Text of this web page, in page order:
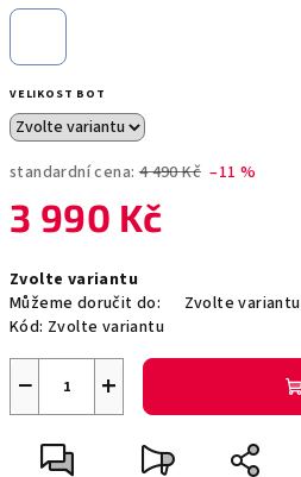
VELIKOST BOT
standardní cena: 4 490 Kč –11 %
3 990 Kč
cena:
Zvolte variantu
Můžeme doručit do:
Zvolte variantu
Kód: Zvolte variantu
+
−